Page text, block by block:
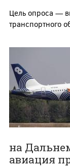
Цель опроса —
транспортного
на
авиация